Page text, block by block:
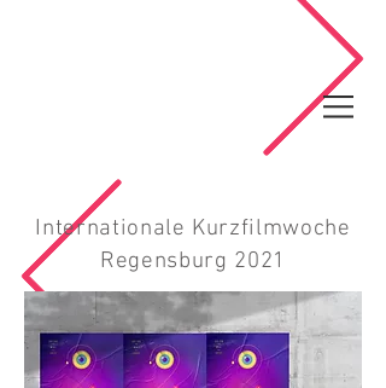
Internationale Kurzfilmwoche
Regensburg 2021